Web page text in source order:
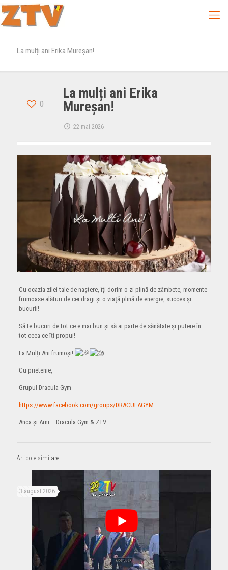
La mulți ani Erika Mureșan!
0
La mulți ani Erika
Mureșan!
22 mai 2026
Cu ocazia zilei tale de naștere, îți dorim o zi plină de zâmbete, momente
frumoase alături de cei dragi și o viață plină de energie, succes și
bucurii!
Să te bucuri de tot ce e mai bun și să ai parte de sănătate și putere în
tot ceea ce îți propui!
La Mulți Ani frumoși!
Cu prietenie,
Grupul Dracula Gym
https://www.facebook.com/groups/DRACULAGYM
Anca și Arni – Dracula Gym & ZTV
Articole similare
3 august 2026